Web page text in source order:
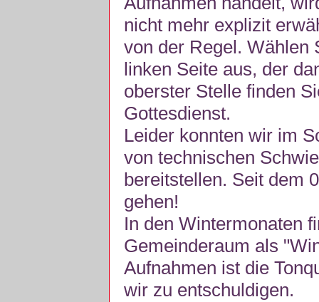
nicht mehr explizit
von der Regel. Wählen
linken Seite aus, der
oberster Stelle finden
Gottesdienst.
Leider konnten wir im
von technischen
bereitstellen. Seit dem
gehen!
In den Wintermonaten
Gemeinderaum als
Aufnahmen ist die
wir zu entschuldigen.